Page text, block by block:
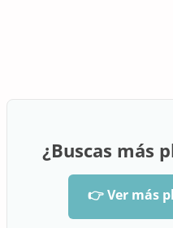
¿Buscas más
👉 Ver más